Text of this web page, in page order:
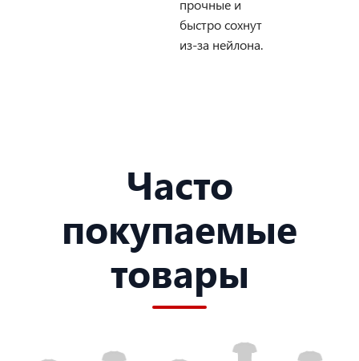
прочные и
быстро сохнут
из-за нейлона.
Часто
покупаемые
товары